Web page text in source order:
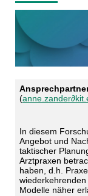
(
In diesem
Angebot und
taktischer
Arztpraxen
haben, d.h.
Modelle näher